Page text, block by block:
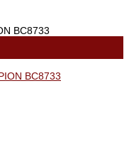
BC8733